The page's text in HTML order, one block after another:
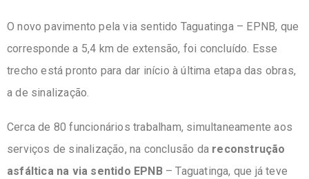
O novo pavimento pela via sentido Taguatinga – EPNB, que
corresponde a 5,4 km de extensão, foi concluído. Esse
trecho está pronto para dar início à última etapa das obras,
a de sinalização.
Cerca de 80 funcionários trabalham, simultaneamente aos
serviços de sinalização, na conclusão da reconstrução
asfáltica na via sentido EPNB– Taguatinga, que já teve